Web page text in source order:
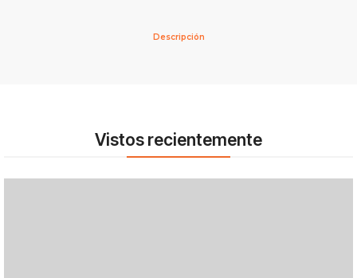
Descripción
Vistos recientemente